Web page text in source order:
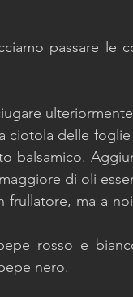
passare le
ciotola delle
balsamico.
di oli
ma a
rosso e
nero.